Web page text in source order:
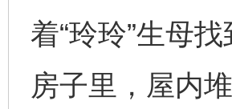
着“玲玲”生母
房子里，屋内